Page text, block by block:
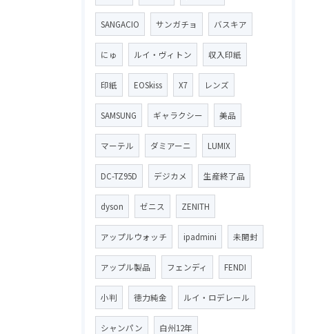
SANGACIO サンガチョ バスキア
にゅ ルイ・ヴィトン 収入印紙
印紙 EOSkiss X7 レンズ
SAMSUNG ギャラクシー 美品
マーテル ダミアーニ LUMIX
DC-TZ95D デジカメ 生産終了品
dyson ゼニス ZENITH
アップルウォッチ ipadmini 未開封
アップル製品 フェンディ FENDI
小判 徳力純金 ルイ・ロデレール
シャンパン 白州12年